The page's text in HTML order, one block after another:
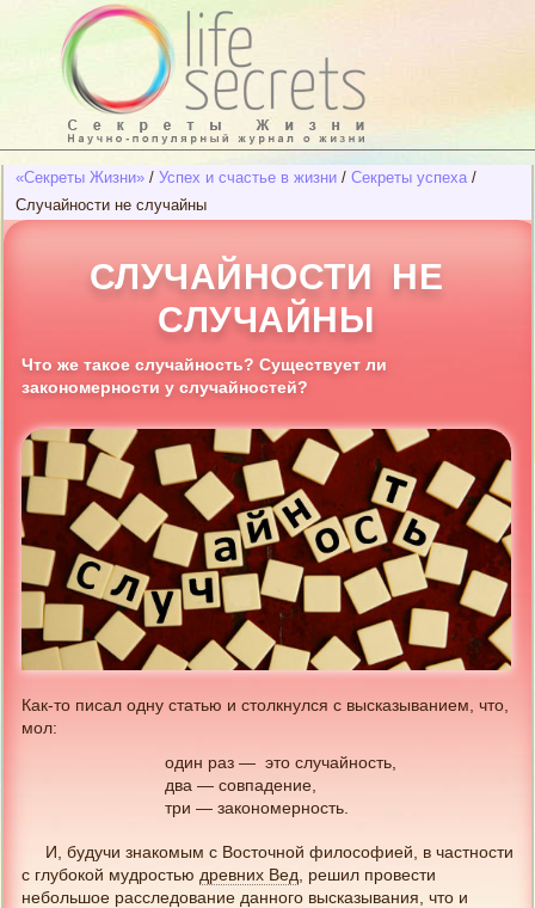
«Секреты Жизни» / Успех и счастье в жизни / Секреты успеха /
Случайности не случайны
СЛУЧАЙНОСТИ НЕ
СЛУЧАЙНЫ
Что же такое случайность? Существует ли
закономерности у случайностей?
Как-то писал одну статью и столкнулся с высказыванием, что,
мол:
один раз — это случайность,
два — совпадение,
три — закономерность.
И, будучи знакомым с Восточной философией, в частности
с глубокой мудростью древних Вед , решил провести
небольшое расследование данного высказывания, что и